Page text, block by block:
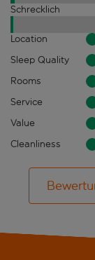
Schrecklich
Location
Sleep Quality
Rooms
Service
Value
Cleanliness